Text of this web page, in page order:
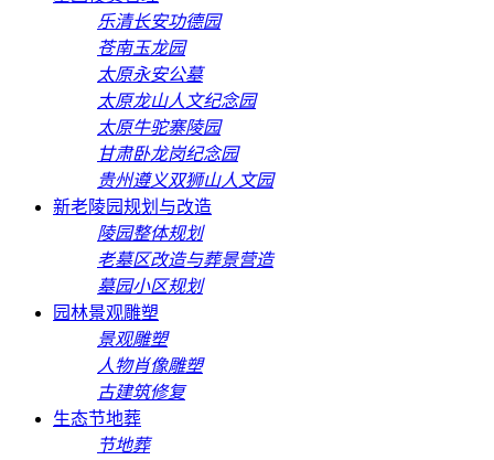
乐清长安功德园
苍南玉龙园
太原永安公墓
太原龙山人文纪念园
太原牛驼寨陵园
甘肃卧龙岗纪念园
贵州遵义双狮山人文园
新老陵园规划与改造
陵园整体规划
老墓区改造与葬景营造
墓园小区规划
园林景观雕塑
景观雕塑
人物肖像雕塑
古建筑修复
生态节地葬
节地葬